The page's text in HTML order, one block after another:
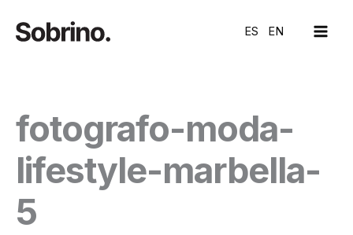
contenido
ES EN
fotografo-moda-
lifestyle-marbella-
5